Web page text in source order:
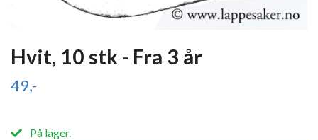
Hvit, 10 stk - Fra 3 år
49,-
På lager.